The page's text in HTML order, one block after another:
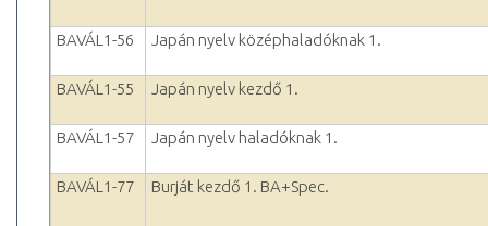
BAVÁL1-56 Japán nyelv középhaladóknak 1.
BAVÁL1-55 Japán nyelv kezdő 1.
BAVÁL1-57 Japán nyelv haladóknak 1.
BAVÁL1-77 Burját kezdő 1. BA+Spec.